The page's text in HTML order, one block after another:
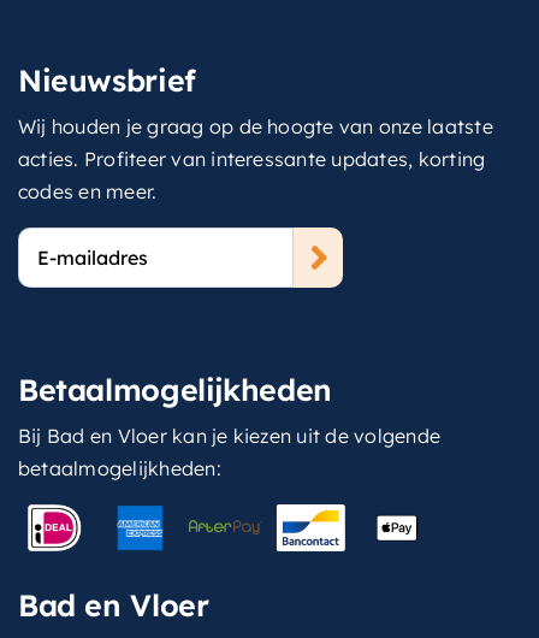
Nieuwsbrief
Wij houden je graag op de hoogte van onze laatste
acties. Profiteer van interessante updates, korting
codes en meer.
E-
mailadres
Betaalmogelijkheden
Bij Bad en Vloer kan je kiezen uit de volgende
betaalmogelijkheden:
Bad en Vloer